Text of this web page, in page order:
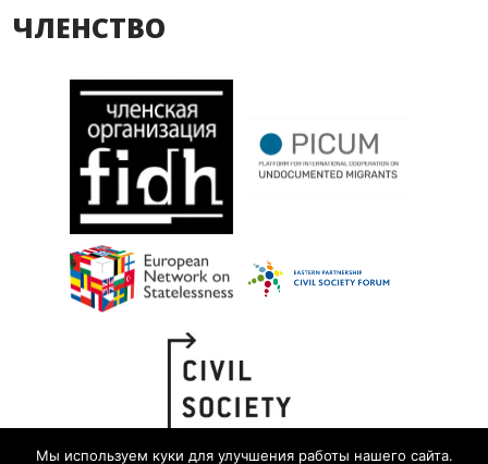
ЧЛЕНСТВО
Мы используем куки для улучшения работы нашего сайта.